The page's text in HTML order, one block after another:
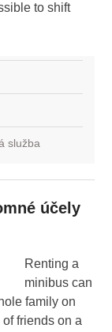
to shift
služba
účely
Renting a
minibus can
family on
friends on a